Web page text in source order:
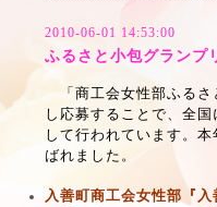
2010-06-01 14:53:00
ふるさと小包グランプ
「商工会女性部ふる
し応募することで、全
して行われています。
ばれました。
入善町商工会女性部『入